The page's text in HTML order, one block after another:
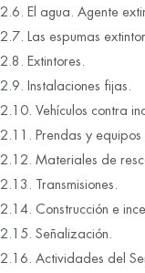
2.6. El agua. Agente
2.7. Las espumas
2.8. Extintores.
2.9. Instalaciones fijas.
2.10. Vehículos contra
2.11. Prendas y
2.12. Materiales de
2.13. Transmisiones.
2.14. Construcción e
2.15. Señalización.
2.16. Actividades del